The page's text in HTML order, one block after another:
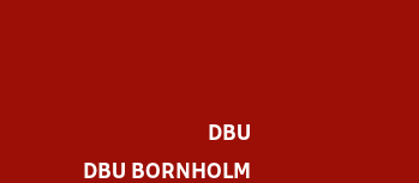
DBU
DBU BORNHOLM